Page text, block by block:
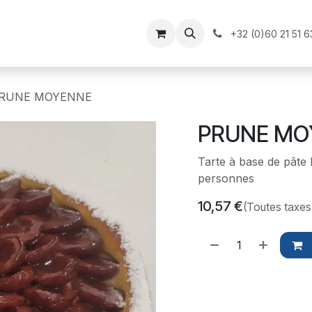
Postulez +32 (0)60 21 51
MOYENNE
PRUNE
Tarte à base de
personnes
10,57 €(Toutes